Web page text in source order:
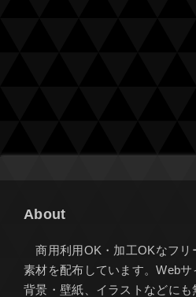
About
商用利用OK・加工OKなフリ
素材を配布しています。Web
背景・壁紙、イラストなどに